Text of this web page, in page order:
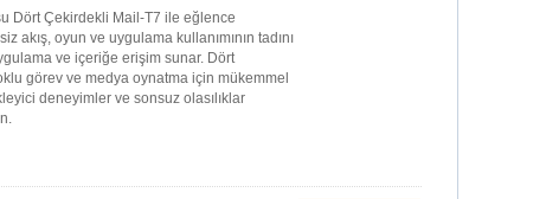
Dört Çekirdekli Mail-T7 ile eğlence
akış, oyun ve uygulama kullanımının tadını
ve içeriğe erişim sunar. Dört
görev ve medya oynatma için mükemmel
deneyimler ve sonsuz olasılıklar